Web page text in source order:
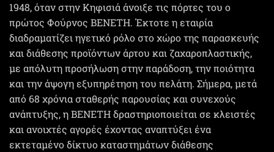
1948, όταν στην Kηφισιά άνοιξε τις πόρτες του ο
πρώτος Φούρνος ΒΕΝΕΤΗ. Έκτοτε η εταιρία
διαδραματίζει ηγετικό ρόλο στο χώρο της παρασκευής
και διάθεσης προϊόντων άρτου και ζαχαροπλαστικής,
με απόλυτη προσήλωση στην παράδοση, την ποιότητα
και την άψογη εξυπηρέτηση του πελάτη. Σήμερα, μετά
από 68 χρόνια σταθερής παρουσίας και συνεχούς
ανάπτυξης, η ΒΕΝΕΤΗ δραστηριοποιείται σε κλειστές
και ανοιχτές αγορές έχοντας αναπτύξει ένα
εκτεταμένο δίκτυο καταστημάτων διάθεσης